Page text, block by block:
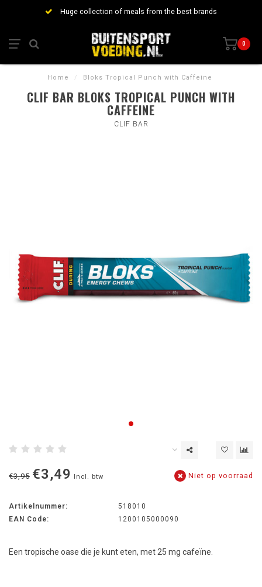
Huge collection of meals from the best brands
0
Home / Bloks Tropical Punch with Caffeine
CLIF BAR BLOKS TROPICAL PUNCH WITH
CAFFEINE
CLIF BAR
€3,95 €3,49 Incl. btw Niet op voorraad
Artikelnummer:
518010
EAN Code:
1200105000090
Een tropische oase die je kunt eten, met 25 mg cafeïne.